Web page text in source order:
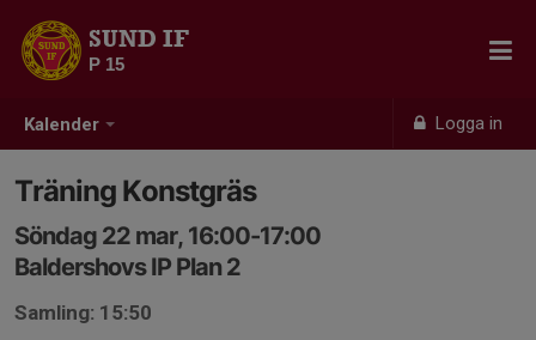
Kalender Logga in
SUND IF
P 15
Träning Konstgräs
Söndag 22 mar, 16:00-17:00
Baldershovs IP Plan 2
Samling: 15:50